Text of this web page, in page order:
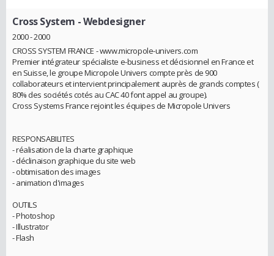
Cross System - Webdesigner
2000 - 2000
CROSS SYSTEM FRANCE - www.micropole-univers.com
Premier intégrateur spécialiste e-business et décisionnel en France et
en Suisse, le groupe Micropole Univers compte près de 900
collaborateurs et intervient principalement auprès de grands comptes (
80% des sociétés cotés au CAC 40 font appel au groupe).
Cross Systems France rejoint les équipes de Micropole Univers
RESPONSABILITES
- réalisation de la charte graphique
- déclinaison graphique du site web
- obtimisation des images
- animation d'images
OUTILS
- Photoshop
- Illustrator
- Flash